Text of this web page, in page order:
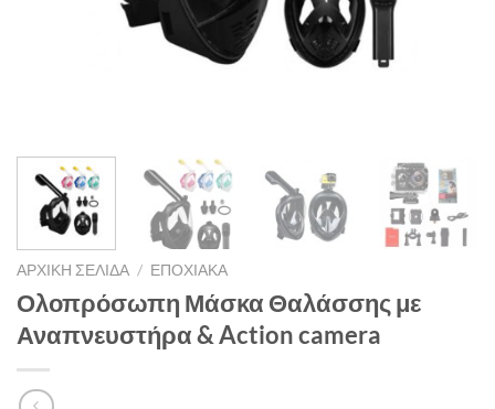
ΑΡΧΙΚΉ ΣΕΛΊΔΑ / ΕΠΟΧΙΑΚΆ
Ολοπρόσωπη Μάσκα Θαλάσσης με
Αναπνευστήρα & Action camera